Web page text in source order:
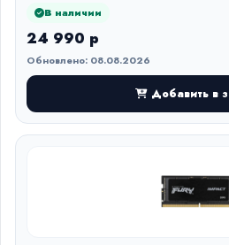
В наличии
24 990 р
Обновлено: 08.08.2026
Добавить в